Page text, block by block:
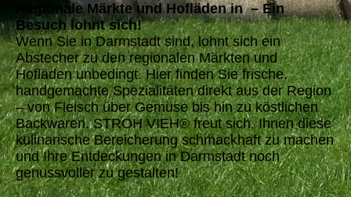
Regionale Märkte und Hofläden in – Ein
Besuch lohnt sich!
Wenn Sie in Darmstadt sind, lohnt sich ein
Abstecher zu den regionalen Märkten und
Hofläden unbedingt. Hier finden Sie frische,
handgemachte Spezialitäten direkt aus der Region
– von Fleisch über Gemüse bis hin zu köstlichen
Backwaren. STROH VIEH® freut sich, Ihnen diese
kulinarische Bereicherung schmackhaft zu machen
und Ihre Entdeckungen in Darmstadt noch
genussvoller zu gestalten!